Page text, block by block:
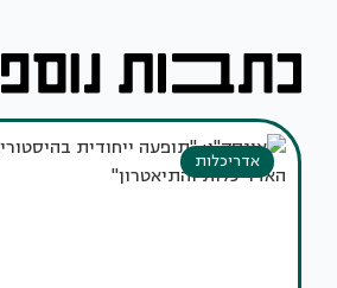
אדריכלות